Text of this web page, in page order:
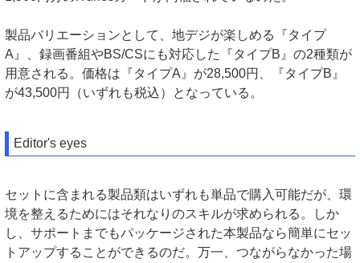
製品バリエーションとして、地デジが楽しめる『タイプ
A』、録画番組やBS/CSにも対応した『タイプB』の2種類が
用意される。価格は『タイプA』が28,500円、『タイプB』
が43,500円（いずれも税込）となっている。
Editor's eyes
セットに含まれる製品類はいずれも単品で購入可能だが、環
境を整えるためにはそれなりのスキルが求められる。しか
し、サポートまでもパッケージされた本製品なら簡単にセッ
トアップすることができるのだ。万一、つながらなかった場